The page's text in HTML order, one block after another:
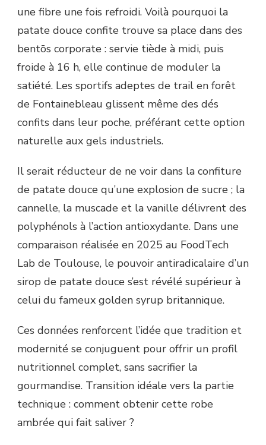
une fibre une fois refroidi. Voilà pourquoi la
patate douce confite trouve sa place dans des
bentōs corporate : servie tiède à midi, puis
froide à 16 h, elle continue de moduler la
satiété. Les sportifs adeptes de trail en forêt
de Fontainebleau glissent même des dés
confits dans leur poche, préférant cette option
naturelle aux gels industriels.
Il serait réducteur de ne voir dans la confiture
de patate douce qu’une explosion de sucre ; la
cannelle, la muscade et la vanille délivrent des
polyphénols à l’action antioxydante. Dans une
comparaison réalisée en 2025 au FoodTech
Lab de Toulouse, le pouvoir antiradicalaire d’un
sirop de patate douce s’est révélé supérieur à
celui du fameux golden syrup britannique.
Ces données renforcent l’idée que tradition et
modernité se conjuguent pour offrir un profil
nutritionnel complet, sans sacrifier la
gourmandise. Transition idéale vers la partie
technique : comment obtenir cette robe
ambrée qui fait saliver ?